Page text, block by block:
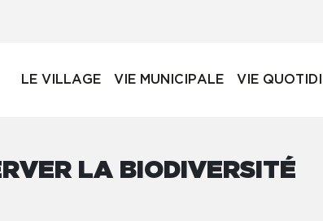
LE VILLAGE VIE MUNICIPALE VIE
LA BIODIVERSITÉ